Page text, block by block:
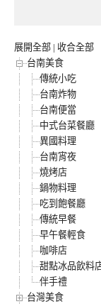
展開全部 | 收合全部
台南美食
傳統小吃
台南炸物
台南便當
中式台菜餐廳
異國料理
台南宵夜
燒烤店
鍋物料理
吃到飽餐廳
傳統早餐
早午餐輕食
咖啡店
甜點冰品飲料
伴手禮
台灣美食